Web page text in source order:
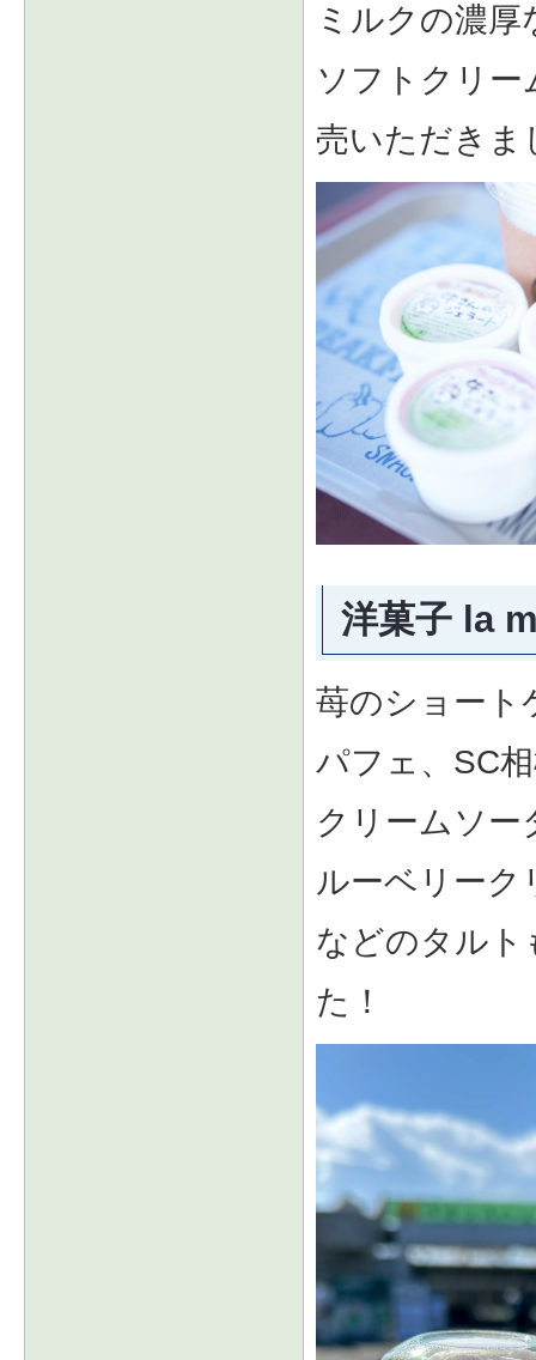
ミルクの濃
ソフトクリー
売いただきま
洋菓子 la
苺のショート
パフェ、SC
クリームソ
ルーベリーク
などのタルト
た！